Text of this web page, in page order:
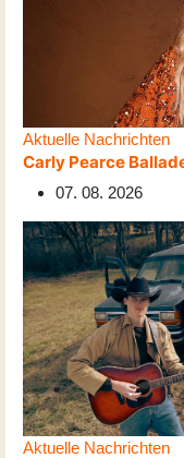
Aktuelle Nachrichten
Carly Pearce
07. 08. 2026
Aktuelle Nachrichten